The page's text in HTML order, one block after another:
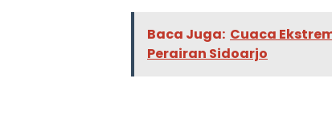
Baca Juga: Cuaca
Perairan Sidoarjo